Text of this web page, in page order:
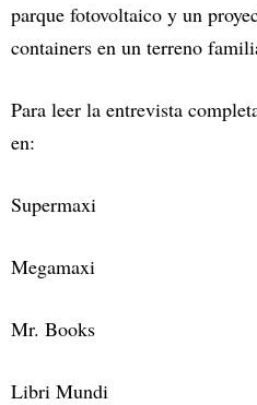
parque fotovoltaico y un
containers en un terreno
Para leer la entrevista
en:
Supermaxi
Megamaxi
Mr. Books
Libri Mundi